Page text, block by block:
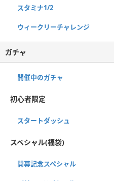
スタミナ1/2
ウィークリーチャレンジ
ガチャ
開催中のガチャ
初心者限定
スタートダッシュ
スペシャル(福袋)
開幕記念スペシャル